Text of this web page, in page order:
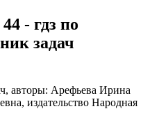
- гдз по
задач